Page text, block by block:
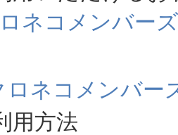
ネコメンバーズ
ロネコメンバー
用方法